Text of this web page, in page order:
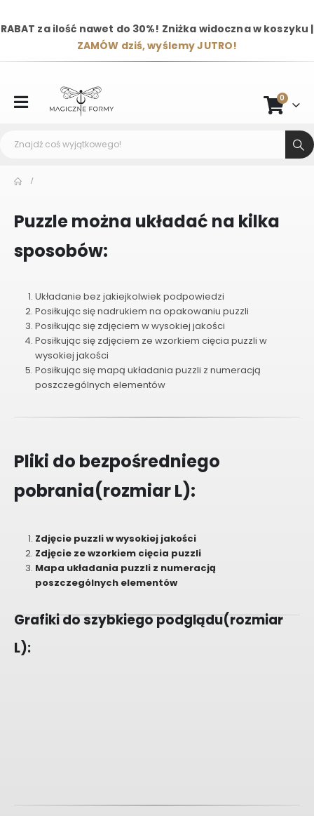
RABAT za ilość nawet do 30%! Zniżka widoczna w koszyku |
ZAMÓW dziś, wyślemy JUTRO!
0
Puzzle można układać na kilka
sposobów:
Układanie bez jakiejkolwiek podpowiedzi
Posiłkując się nadrukiem na opakowaniu puzzli
Posiłkując się zdjęciem w wysokiej jakości
Posiłkując się zdjęciem ze wzorkiem cięcia puzzli w
wysokiej jakości
Posiłkując się mapą układania puzzli z numeracją
poszczególnych elementów
Pliki do bezpośredniego
pobrania(rozmiar L):
Zdjęcie puzzli w wysokiej jakości
Zdjęcie ze wzorkiem cięcia puzzli
Mapa układania puzzli z numeracją
poszczególnych elementów
Grafiki do szybkiego podglądu(rozmiar
L):